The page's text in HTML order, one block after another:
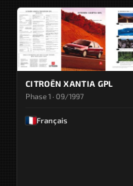
CITROËN XANTIA GPL
Phase 1 · 09/1997
Français